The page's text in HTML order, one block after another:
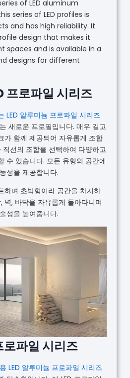
of LED aluminum
series of LED profiles is
and has high reliability. It
design that makes it
spaces and is available in a
designs for different
프로파일 시리즈
LED 알루미늄 프로파일 시리즈
새로운 프로필입니다. 매우 길고
가 함께 제공되어 자유롭게 조합
선의 조합을 선택하여 다양하고
수 있습니다. 모든 유형의 공간에
성을 제공합니다.
하며 초박형이라 공간을 차지하
벽, 바닥을 자유롭게 돌아다니며
성을 높여줍니다.
로파일 시리즈
LED 알루미늄 프로파일 시리즈